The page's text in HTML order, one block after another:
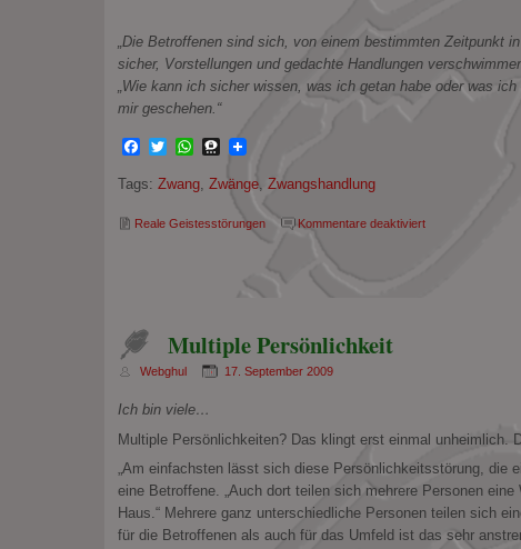
„Die Betroffenen sind sich, von einem bestimmten Zeitpunkt
sicher, Vorstellungen und gedachte Handlungen
„Wie kann ich sicher wissen, was ich getan habe oder was
mir geschehen.“
Facebook
TwitterWhatsApp
Threema
Tags: Zwang, Zwänge, Zwangshandlung
Reale Geistesstörungen Kommentare deaktiviertfür
Multiple Persönlichkeit
Webghul 17. September 2009
Ich bin viele…
Multiple Persönlichkeiten? Das klingt erst einmal unheimlich.
„Am einfachsten lässt sich diese Persönlichkeitsstörung, die
eine Betroffene. „Auch dort teilen sich mehrere Personen
Haus.“ Mehrere ganz unterschiedliche Personen teilen sich
für die Betroffenen als auch für das Umfeld ist das sehr